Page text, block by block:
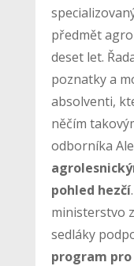
předmět
deset let.
poznatky a
absolventi,
něčím
odborníka
pohled hezčí
ministerstvo
sedláky
program